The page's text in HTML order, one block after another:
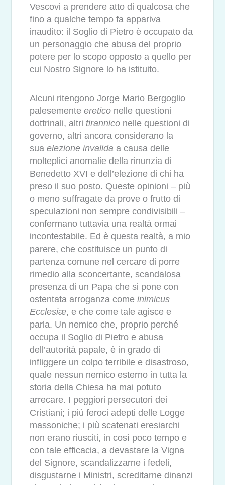
Vescovi a prendere atto di qualcosa che
fino a qualche tempo fa appariva
inaudito: il Soglio di Pietro è occupato da
un personaggio che abusa del proprio
potere per lo scopo opposto a quello per
cui Nostro Signore lo ha istituito.
Alcuni ritengono Jorge Mario Bergoglio
palesemente eretico nelle questioni
dottrinali, altri tirannico nelle questioni di
governo, altri ancora considerano la
sua elezione invalida a causa delle
molteplici anomalie della rinunzia di
Benedetto XVI e dell’elezione di chi ha
preso il suo posto. Queste opinioni – più
o meno suffragate da prove o frutto di
speculazioni non sempre condivisibili –
confermano tuttavia una realtà ormai
incontestabile. Ed è questa realtà, a mio
parere, che costituisce un punto di
partenza comune nel cercare di porre
rimedio alla sconcertante, scandalosa
presenza di un Papa che si pone con
ostentata arroganza come inimicus
Ecclesiæ, e che come tale agisce e
parla. Un nemico che, proprio perché
occupa il Soglio di Pietro e abusa
dell’autorità papale, è in grado di
infliggere un colpo terribile e disastroso,
quale nessun nemico esterno in tutta la
storia della Chiesa ha mai potuto
arrecare. I peggiori persecutori dei
Cristiani; i più feroci adepti delle Logge
massoniche; i più scatenati eresiarchi
non erano riusciti, in così poco tempo e
con tale efficacia, a devastare la Vigna
del Signore, scandalizzarne i fedeli,
disgustarne i Ministri, screditarne dinanzi